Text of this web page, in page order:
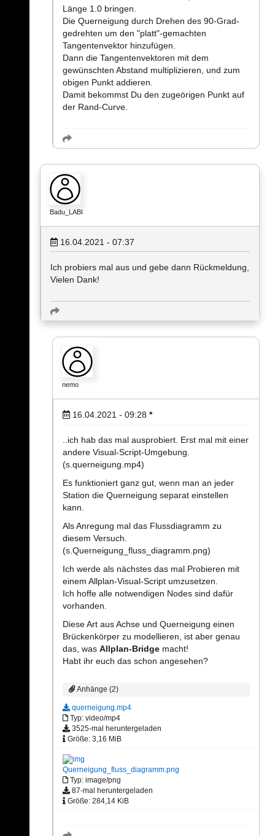
Länge 1.0 bringen.
Die Querneigung durch Drehen des 90-Grad-
gedrehten um den "platt"-gemachten
Tangentenvektor hinzufügen.
Dann die Tangentenvektoren mit dem
gewünschten Abstand multiplizieren, und zum
obigen Punkt addieren.
Damit bekommst Du den zugeörigen Punkt auf
der Rand-Curve.
Badu_LABI
16.04.2021 - 07:37
Ich probiers mal aus und gebe dann Rückmeldung,
Vielen Dank!
nemo
16.04.2021 - 09:28 *
..ich hab das mal ausprobiert. Erst mal mit einer
andere Visual-Script-Umgebung.
(s.querneigung.mp4)
Es funktioniert ganz gut, wenn man an jeder
Station die Querneigung separat einstellen
kann.
Als Anregung mal das Flussdiagramm zu
diesem Versuch.
(s.Querneigung_fluss_diagramm.png)
Ich werde als nächstes das mal Probieren mit
einem Allplan-Visual-Script umzusetzen.
Ich hoffe alle notwendigen Nodes sind dafür
vorhanden.
Diese Art aus Achse und Querneigung einen
Brückenkörper zu modellieren, ist aber genau
das, was Allplan-Bridge macht!
Habt ihr euch das schon angesehen?
Anhänge (2)
querneigung.mp4
Typ: video/mp4
3525-mal heruntergeladen
Größe: 3,16 MiB
Querneigung_fluss_diagramm.png
Typ: image/png
87-mal heruntergeladen
Größe: 284,14 KiB